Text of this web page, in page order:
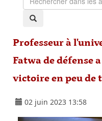
Professeur à
Fatwa de défense
victoire en peu de
02 juin 2023 13:58